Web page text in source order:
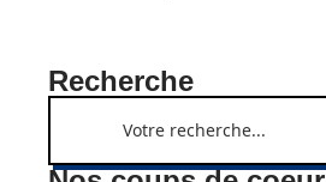
Recherche